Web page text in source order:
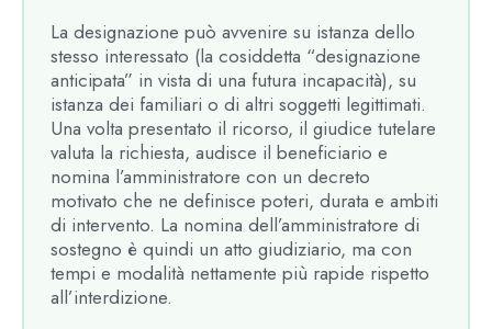
La designazione può avvenire su istanza dello
stesso interessato (la cosiddetta “designazione
anticipata” in vista di una futura incapacità), su
istanza dei familiari o di altri soggetti legittimati.
Una volta presentato il ricorso, il giudice tutelare
valuta la richiesta, audisce il beneficiario e
nomina l’amministratore con un decreto
motivato che ne definisce poteri, durata e ambiti
di intervento. La nomina dell’amministratore di
sostegno è quindi un atto giudiziario, ma con
tempi e modalità nettamente più rapide rispetto
all’interdizione.